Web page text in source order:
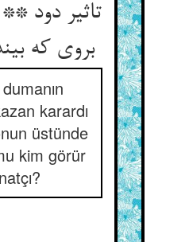
تاثیر دود **
بروی که
karardı
üstünde
kim görür